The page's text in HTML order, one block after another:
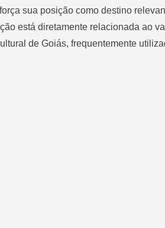
sua posição como destino
está diretamente relacionada ao
de Goiás, frequentemente